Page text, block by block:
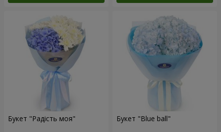
Букет "Радість моя" Букет "Blue ball"